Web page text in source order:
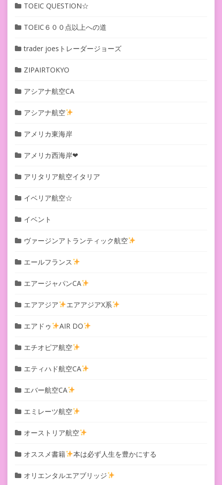
TOEIC QUESTION☆
TOEIC６００点以上への道
trader joesトレーダージョーズ
ZIPAIRTOKYO
アシアナ航空CA
アシアナ航空
アメリカ東海岸
アメリカ西海岸❤︎
アリタリア航空イタリア
イベリア航空☆
イベント
ヴァージンアトランティック航空
エールフランス
エアージャパンCA
エアアジア エアアジアX系
エアドゥ AIR DO
エチオピア航空
エティハド航空CA
エバー航空CA
エミレーツ航空
オーストリア航空
オススメ書籍 本は必ず人生を豊かにする
オリエンタルエアブリッジ